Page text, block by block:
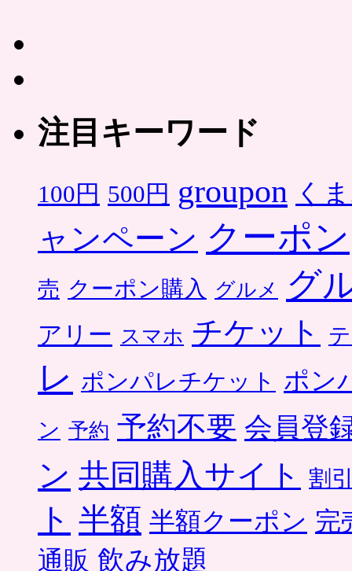
注目キーワード
100円 500円 groupon く
ャンペーン クーポン
売 クーポン購入 グルメ グ
アリー スマホ チケット
レ ポンパレチケット ポン
ン 予約 予約不要 会員登
ン 共同購入サイト 割
ト 半額 半額クーポン 完
通販 飲み放題